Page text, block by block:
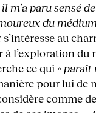
m’a paru sensé
du
s’intéresse au
l’exploration du
ce qui «
pour lui de
comme